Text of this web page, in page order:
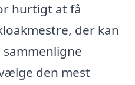
hurtigt at få
der kan
sammenligne
den mest